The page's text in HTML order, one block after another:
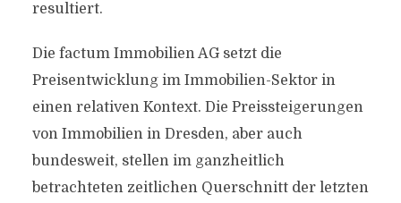
resultiert.
Die factum Immobilien AG setzt die
Preisentwicklung im Immobilien-Sektor in
einen relativen Kontext. Die Preissteigerungen
von Immobilien in Dresden, aber auch
bundesweit, stellen im ganzheitlich
betrachteten zeitlichen Querschnitt der letzten